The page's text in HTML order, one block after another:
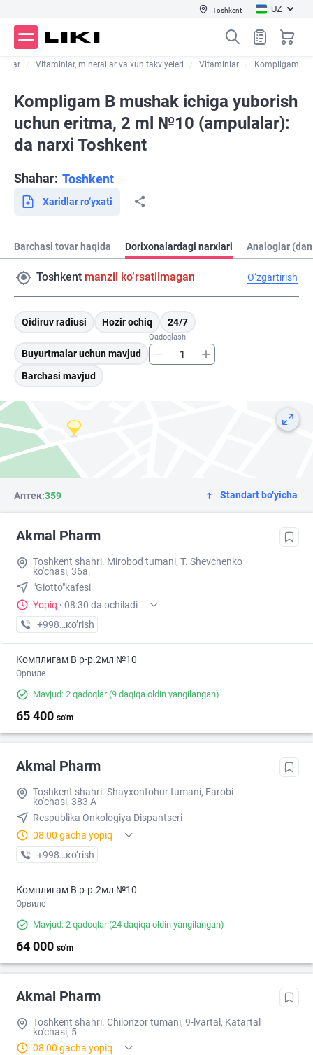
Toshkent UZ
Vitaminlar, minerallar va xun takviyeleri Vitaminlar Kompligam
Kompligam B mushak ichiga yuborish
uchun eritma, 2 ml №10 (ampulalar):
da narxi Toshkent
Shahar: Toshkent
Xaridlar ro‘yxati
Barchasi tovar haqida Dorixonalardagi narxlari Analoglar
Toshkent manzil ko‘rsatilmagan O‘zgartirish
Qidiruv radiusi Hozir ochiq 24/7
Buyurtmalar uchun mavjud
Qadoqlash
Barchasi mavjud
Аптек:359 Standart bo‘yicha
Akmal Pharm
Toshkent shahri. Mirobod tumani, T. Shevchenko
ko'chasi, 36a.
"Giotto"kafesi
Yopiq · 08:30 da ochiladi
+998 (99) XXX-XX-XX
кo’rish
Комплигам В р-р.2мл №10
Орвиле
Mavjud: 2 qadoqlar(9 daqiqa oldin yangilangan)
65 400 so'm
Akmal Pharm
Toshkent shahri. Shayxontohur tumani, Farobi
ko'chasi, 383 A
Respublika Onkologiya Dispantseri
08:00 gacha yopiq
+998 (99) XXX-XX-XX
кo’rish
Комплигам В р-р.2мл №10
Орвиле
Mavjud: 2 qadoqlar(24 daqiqa oldin yangilangan)
64 000 so'm
Akmal Pharm
Toshkent shahri. Chilonzor tumani, 9-lvartal, Katartal
ko'chasi, 5
08:00 gacha yopiq